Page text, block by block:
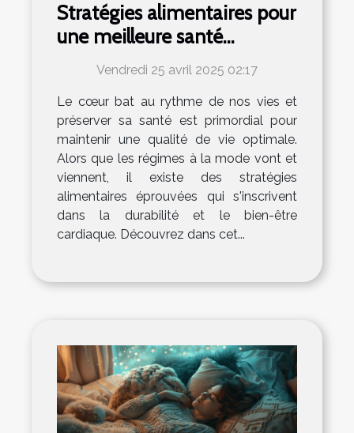
Stratégies alimentaires pour
une meilleure santé
cardiaque sans régimes
Vendredi 25 avril 2025 02:17
Le cœur bat au rythme de nos vies et
préserver sa santé est primordial pour
maintenir une qualité de vie optimale.
Alors que les régimes à la mode vont et
viennent, il existe des stratégies
alimentaires éprouvées qui s'inscrivent
dans la durabilité et le bien-être
cardiaque. Découvrez dans cet...